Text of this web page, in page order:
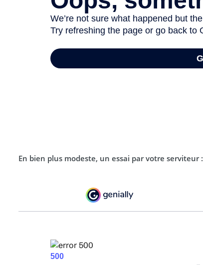
En bien plus modeste, un essai par votre serviteur :